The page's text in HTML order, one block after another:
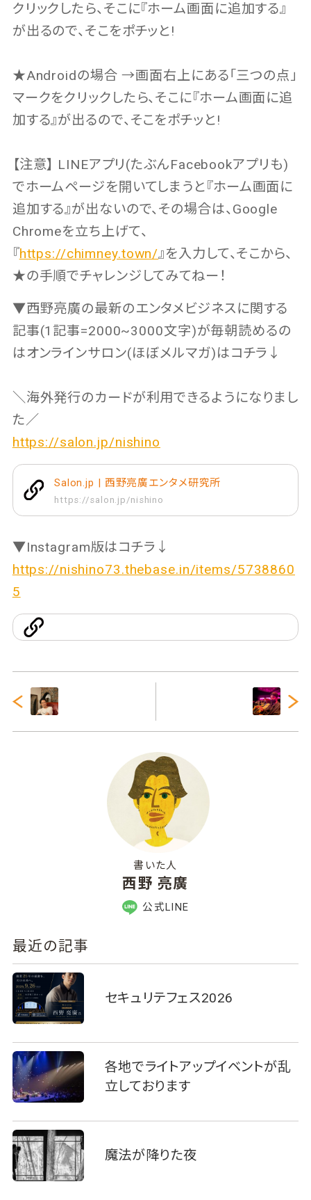
クリックしたら、そこに『ホーム画面に追加する』
が出るので、そこをポチッと!
★Androidの場合 →画面右上にある「三つの点」
マークをクリックしたら、そこに『ホーム画面に追
加する』が出るので、そこをポチッと!
【注意】 LINEアプリ(たぶんFacebookアプリも)
でホームページを開いてしまうと『ホーム画面に
追加する』が出ないので、その場合は、Google
Chromeを立ち上げて、
『https://chimney.town/』を入力して、そこから、
★の手順でチャレンジしてみてねー！
▼西野亮廣の最新のエンタメビジネスに関する
記事(1記事=2000~3000文字)が毎朝読めるの
はオンラインサロン(ほぼメルマガ)はコチラ↓
＼海外発行のカードが利用できるようになりまし
た／
https://salon.jp/nishino
Salon.jp | 西野亮廣エンタメ研究所
https://salon.jp/nishino
▼Instagram版はコチラ↓
https://nishino73.thebase.in/items/5738860
5
書いた人
西野 亮廣
公式LINE
最近の記事
セキュリテフェス2026
各地でライトアップイベントが乱
立しております
魔法が降りた夜